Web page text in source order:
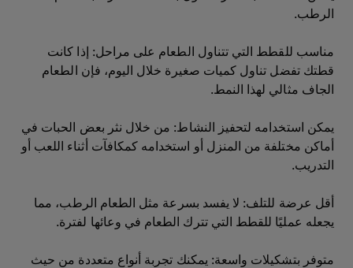
الرطب.
مناسب للقطط التي تتناول الطعام على مراحل: إذا كانت
قطتك تفضل تناول كميات صغيرة خلال اليوم، فإن الطعام
الجاف مثالي لهذا النمط.
يمكن استخدامه لتحفيز النشاط: من خلال نثر بعض الحبات في
أماكن مختلفة من المنزل أو استخدامه كمكافآت أثناء اللعب أو
التدريب.
أقل عرضة للتلف: لا يفسد بسرعة مثل الطعام الرطب، مما
يجعله عمليًا للقطط التي تترك الطعام في وعائها لفترة.
متوفر بتشكيلات واسعة: يمكنك تجربة أنواع متعددة من حيث